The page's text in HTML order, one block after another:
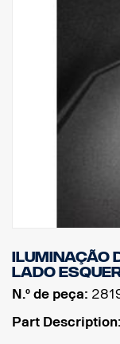
Iluminação
lado
N.º de peça:
Part Description: